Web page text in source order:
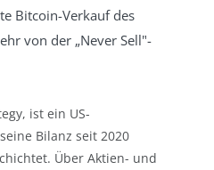
Bitcoin-Verkauf des
von der „Never Sell"-
ist ein US-
Bilanz seit 2020
Über Aktien- und